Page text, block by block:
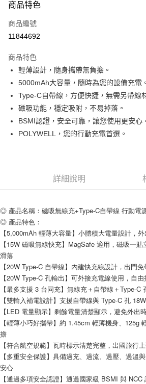
信用卡一次付款
超商取貨付款
Apple Pay
街口支付
悠遊付
ATM付款
每筆NT$80，滿NT$599(含以上)免運費
每筆NT$80，滿NT$599(含以上)免運費
7-11取貨付款
每筆NT$80，滿NT$599(含以上)免運費
付款後7-11取貨
每筆NT$80，滿NT$599(含以上)免運費
宅配
每筆NT$100，滿NT$599(含以上)免運費
商品特色
商品編號
11844692
商品特色
輕薄設計，隨身攜帶無負擔。
5000mAh大容量，隨時為您的設備充電。
Type-C自帶線，方便快捷，無需另帶線
磁吸功能，穩定吸附，不易掉落。
BSMI認證，安全可靠，讓您使用更安心
POLYWELL，您的行動充電首選。
詳細說明
◎ 產品名稱：磁吸無線充+Type-C自帶線 行動電
◎ 產品特色：
【5,000mAh 輕薄大容量】小體積大電量設計，
【15W 磁吸無線快充】MagSafe 適用，磁吸一
滑落
【20W Type-C 自帶線】內建快充線設計，出門
【20W Type-C 孔輸出】可外接充電線使用，自
【最多支援 3 台同充】無線充＋自帶線＋Type-C
【雙輸入補電設計】支援自帶線與 Type-C 孔
【LED 電量顯示】剩餘電量清楚顯示，避免外出
【輕薄小巧好攜帶】約 1.45cm 輕薄機身、125g
擔
【符合航空規範】瓦時標示清楚完整，出國旅行
【多重安全保護】具備過充、過流、過壓、過溫
安心
【通過多項安全認證】通過國家級 BSMI 與